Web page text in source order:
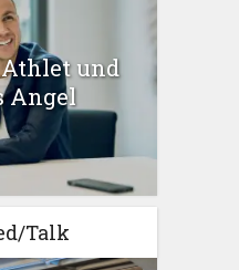
Athlet und
Angel
Talk